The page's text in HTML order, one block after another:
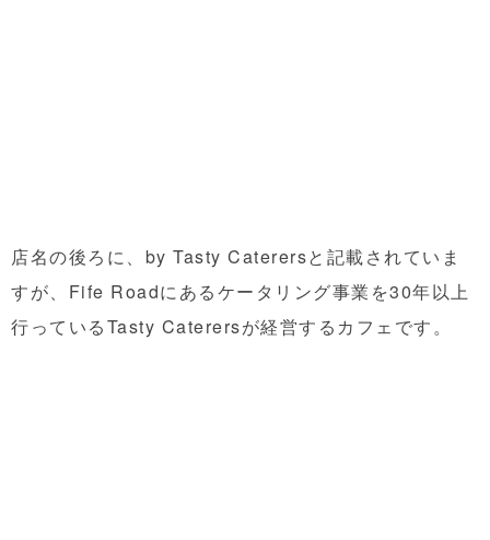
店名の後ろに、by Tasty Caterersと記載されていま
すが、Fife Roadにあるケータリング事業を30年以上
行っているTasty Caterersが経営するカフェです。